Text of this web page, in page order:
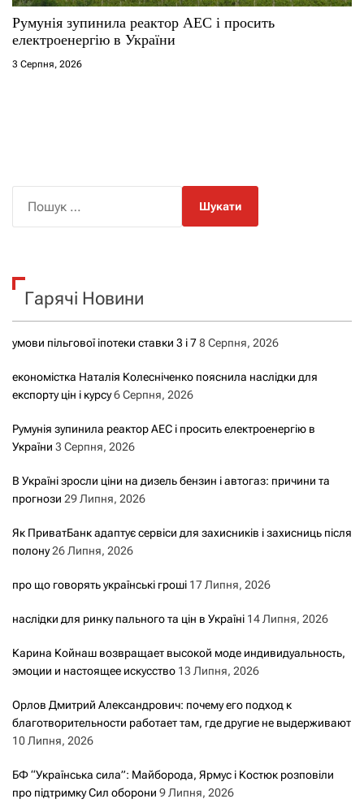
Румунія зупинила реактор АЕС і просить
електроенергію в України
3 Серпня, 2026
к
Гарячі Новини
умови пільгової іпотеки ставки 3 і 78 Серпня, 2026
економістка Наталія Колесніченко пояснила наслідки для
експорту цін і курсу6 Серпня, 2026
Румунія зупинила реактор АЕС і просить електроенергію в
України 3 Серпня, 2026
В Україні зросли ціни на дизель бензин і автогаз: причини та
прогнози 29 Липня, 2026
Як ПриватБанк адаптує сервіси для захисників і захисниць після
полону26 Липня, 2026
про що говорять українські гроші 17 Липня, 2026
наслідки для ринку пального та цін в Україні 14 Липня, 2026
Карина Койнаш возвращает высокой моде индивидуальность,
эмоции и настоящее искусство 13 Липня, 2026
Орлов Дмитрий Александрович: почему его подход к
благотворительности работает там, где другие не выдерживают
10 Липня, 2026
БФ “Українська сила”: Майборода, Ярмус і Костюк розповіли
про підтримку Сил оборони 9 Липня, 2026